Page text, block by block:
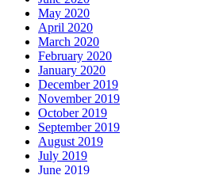
May 2020
April 2020
March 2020
February 2020
January 2020
December 2019
November 2019
October 2019
September 2019
August 2019
July 2019
June 2019